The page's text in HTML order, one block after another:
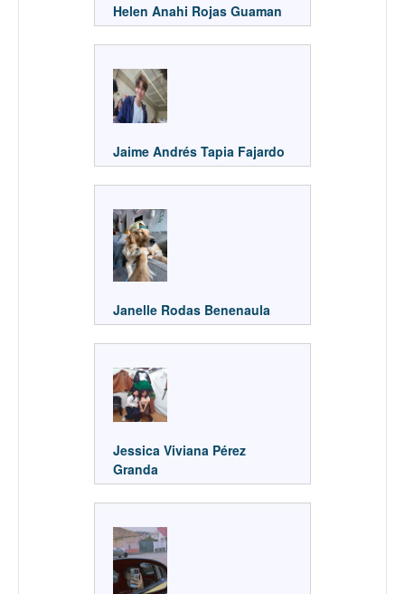
Helen Anahi Rojas Guaman
Jaime Andrés Tapia Fajardo
Janelle Rodas Benenaula
Jessica Viviana Pérez
Granda